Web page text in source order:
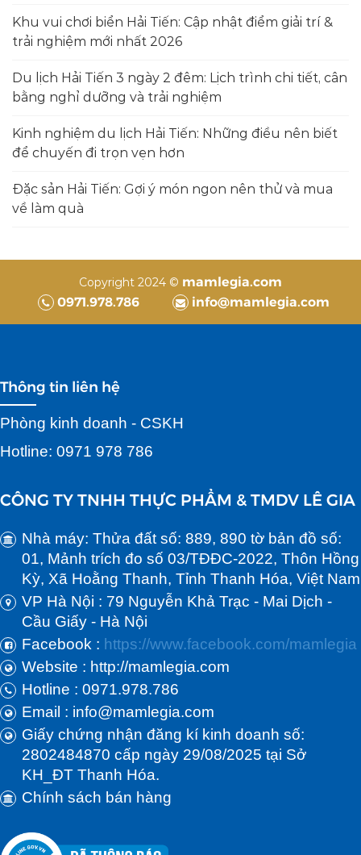
Khu vui chơi biển Hải Tiến: Cập nhật điểm giải trí &
trải nghiệm mới nhất 2026
Du lịch Hải Tiến 3 ngày 2 đêm: Lịch trình chi tiết, cân
bằng nghỉ dưỡng và trải nghiệm
Kinh nghiệm du lịch Hải Tiến: Những điều nên biết
để chuyến đi trọn vẹn hơn
Đặc sản Hải Tiến: Gợi ý món ngon nên thử và mua
về làm quà
Copyright 2024 © mamlegia.com
0971.978.786
info@mamlegia.com
Thông tin liên hệ
Phòng kinh doanh - CSKH
Hotline: 0971 978 786
CÔNG TY TNHH THỰC PHẨM & TMDV LÊ GIA
Nhà máy: Thửa đất số: 889, 890 tờ bản đồ số:
01, Mảnh trích đo số 03/TĐĐC-2022, Thôn Hồng
Kỳ, Xã Hoằng Thanh, Tỉnh Thanh Hóa, Việt Nam
VP Hà Nội : 79 Nguyễn Khả Trạc - Mai Dịch -
Cầu Giấy - Hà Nội
Facebook : https://www.facebook.com/mamlegia
Website : http://mamlegia.com
Hotline : 0971.978.786
Email : info@mamlegia.com
Giấy chứng nhận đăng kí kinh doanh số:
2802484870 cấp ngày 29/08/2025 tại Sở
KH_ĐT Thanh Hóa.
Chính sách bán hàng